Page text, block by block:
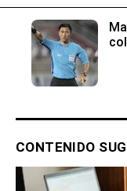
CONTENIDO